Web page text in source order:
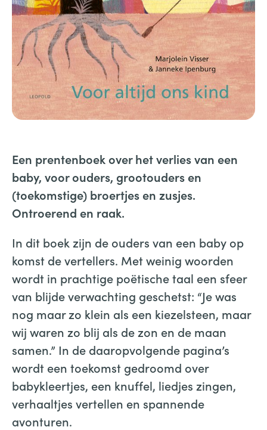
Een prentenboek over het verlies van een
baby, voor ouders, grootouders en
(toekomstige) broertjes en zusjes.
Ontroerend en raak.
In dit boek zijn de ouders van een baby op
komst de vertellers. Met weinig woorden
wordt in prachtige poëtische taal een sfeer
van blijde verwachting geschetst: “Je was
nog maar zo klein als een kiezelsteen, maar
wij waren zo blij als de zon en de maan
samen.” In de daaropvolgende pagina’s
wordt een toekomst gedroomd over
babykleertjes, een knuffel, liedjes zingen,
verhaaltjes vertellen en spannende
avonturen.